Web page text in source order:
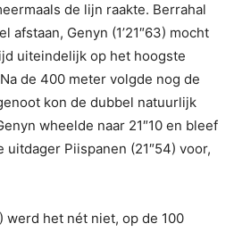
de lijn raakte. Berrahal
afstaan, Genyn (1’21″63) mocht
uiteindelijk op het hoogste
de 400 meter volgde nog de
kon de dubbel natuurlijk
wheelde naar 21″10 en bleef
Piispanen (21″54) voor,
werd het nét niet, op de 100